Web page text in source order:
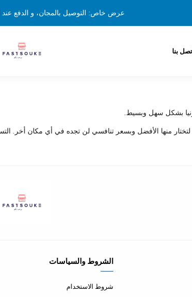
عرض خاص: التوصيل بالمجان، و الدفع عند
بنا
بشكل سهل وبسيط.
منها الأفضل وبسعر تنافسي لن تجده في أي مكان أخر.
الشروط والسياسات
شروط الاستخدام